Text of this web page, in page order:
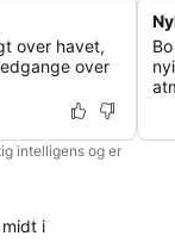
over havet,
over
intelligens og er
i